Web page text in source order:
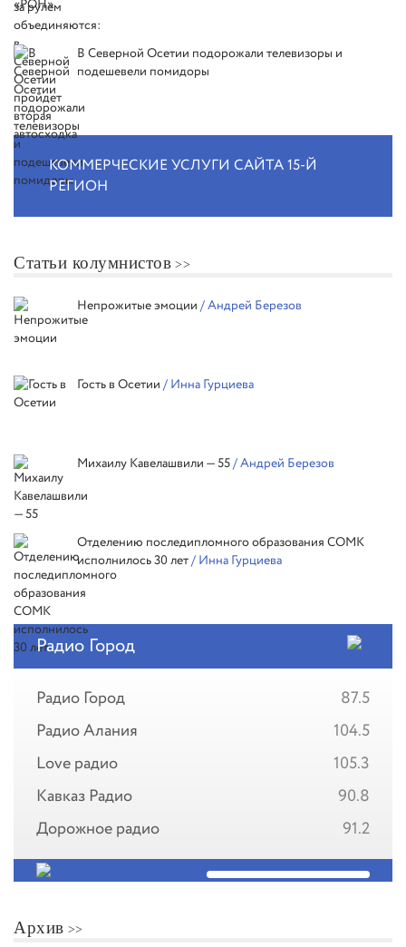
В Северной Осетии подорожали телевизоры и
подешевели помидоры
КОММЕРЧЕСКИЕ УСЛУГИ САЙТА 15-Й
РЕГИОН
Статьи колумнистов
Непрожитые эмоции / Андрей Березов
Гость в Осетии / Инна Гурциева
Михаилу Кавелашвили — 55/ Андрей Березов
Отделению последипломного образования СОМК
исполнилось 30 лет/ Инна Гурциева
Радио Город
Радио Город
87.5
Радио Алания
104.5
Love радио
105.3
Кавказ Радио
90.8
Дорожное радио
91.2
Архив